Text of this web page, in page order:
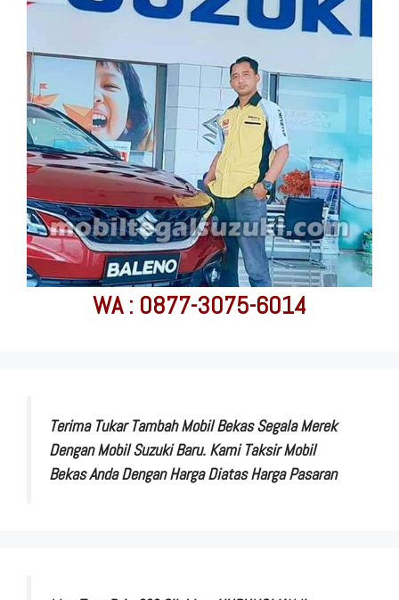
WA : 0877-3075-6014
Terima Tukar Tambah Mobil Bekas Segala Merek
Dengan Mobil Suzuki Baru. Kami Taksir Mobil
Bekas Anda Dengan Harga Diatas Harga Pasaran